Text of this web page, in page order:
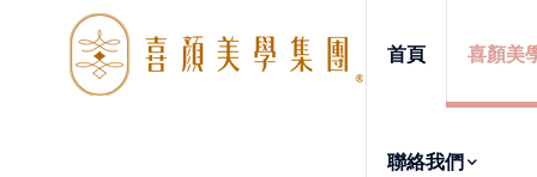
首頁 喜顏美
聯絡我們